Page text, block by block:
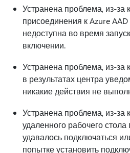
Устранена проблема, из-за
присоединения к Azure
недоступна во время
включении.
Устранена проблема, из-за
в результатах центра
никакие действия не
Устранена проблема, из-за
удаленного рабочего
удавалось подключаться
попытке установить